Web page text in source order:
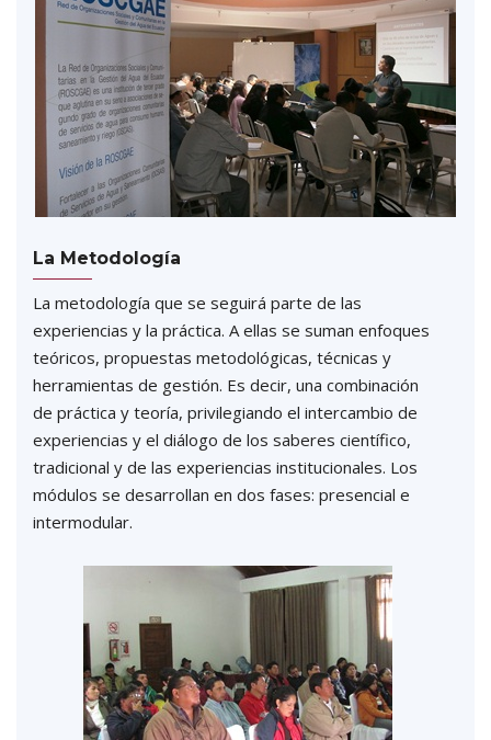
La Metodología
La metodología que se seguirá parte de las
experiencias y la práctica. A ellas se suman enfoques
teóricos, propuestas metodológicas, técnicas y
herramientas de gestión. Es decir, una combinación
de práctica y teoría, privilegiando el intercambio de
experiencias y el diálogo de los saberes científico,
tradicional y de las experiencias institucionales. Los
módulos se desarrollan en dos fases: presencial e
intermodular.